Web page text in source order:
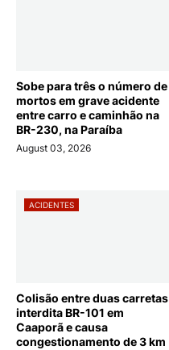
Sobe para três o número de
mortos em grave acidente
entre carro e caminhão na
BR-230, na Paraíba
August 03, 2026
ACIDENTES
Colisão entre duas carretas
interdita BR-101 em
Caaporã e causa
congestionamento de 3 km